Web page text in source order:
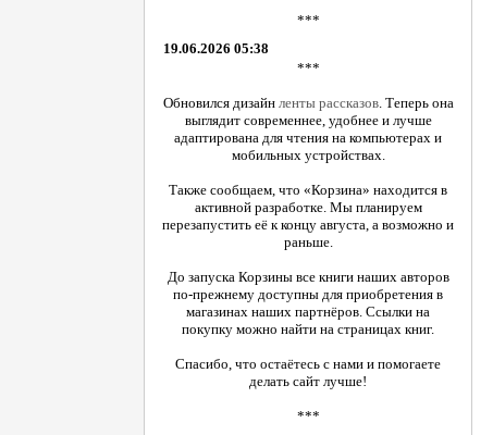
***
19.06.2026 05:38
***
Обновился дизайн ленты рассказов. Теперь она
выглядит современнее, удобнее и лучше
адаптирована для чтения на компьютерах и
мобильных устройствах.
Также сообщаем, что «Корзина» находится в
активной разработке. Мы планируем
перезапустить её к концу августа, а возможно и
раньше.
До запуска Корзины все книги наших авторов
по-прежнему доступны для приобретения в
магазинах наших партнёров. Ссылки на
покупку можно найти на страницах книг.
Спасибо, что остаётесь с нами и помогаете
делать сайт лучше!
***